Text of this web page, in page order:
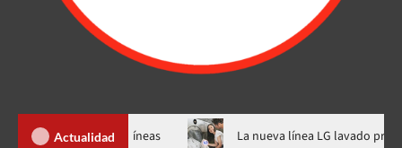
Actualidad
imitan aerolíneas La nueva línea LG lavado profesional